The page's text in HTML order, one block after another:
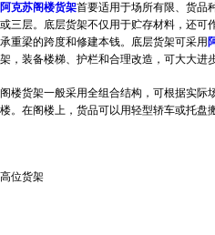
阿克苏阁楼货架首要适用于场所有限、货品
或三层。底层货架不仅用于贮存材料，还可
承重梁的跨度和修建本钱。底层货架可采用
架，装备楼梯、护栏和合理改造，可大大进
阁楼货架一般采用全组合结构，可根据实际
楼。在阁楼上，货品可以用轻型轿车或托盘
高位货架